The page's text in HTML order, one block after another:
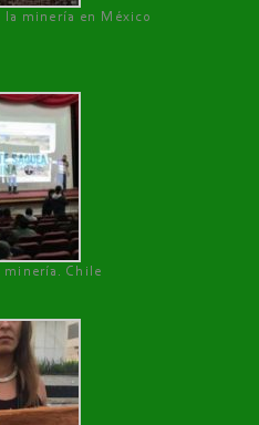
minería en México
Chile